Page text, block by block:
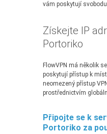
vám poskytují
Získejte IP
Portoriko
FlowVPN má několik
poskytují přístup k
neomezený přístup
prostřednictvím
Připojte se k
Portoriko za